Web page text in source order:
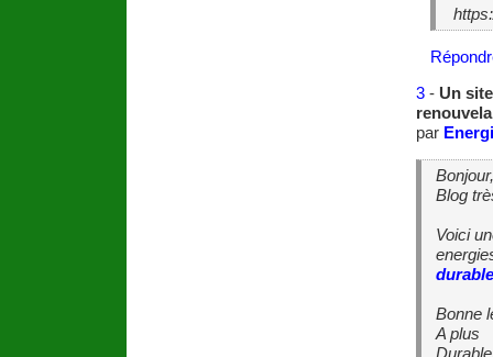
3- Un
par
Bonjour,
Blog
Voici
Bonne
A plus